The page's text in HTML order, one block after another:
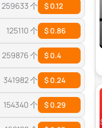
259633 个 $ 0.12
125110 个 $ 0.86
259876 个 $ 0.4
341982 个 $ 0.24
154340 个 $ 0.29